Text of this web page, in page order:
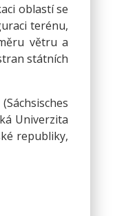
oblastí se
terénu,
větru a
státních
Univerzita
republiky,